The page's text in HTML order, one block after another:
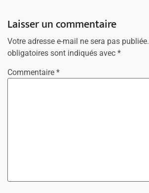
Laisser un commentaire
Votre adresse e-mail ne sera pas publiée.
obligatoires sont indiqués avec *
Commentaire *